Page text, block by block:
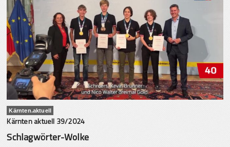
Kärnten.aktuell
Kärnten aktuell 39/2024
Schlagwörter-Wolke